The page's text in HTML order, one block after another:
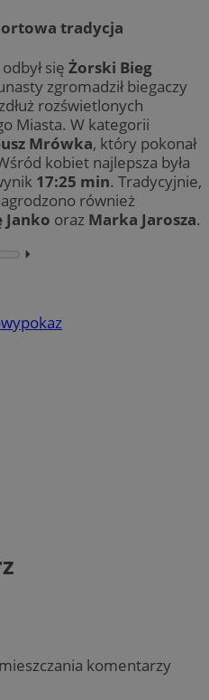
tradycja
się Żorski Bieg
zgromadził biegaczy
rozświetlonych
Miasta. W kategorii
Mrówka, który pokonał
kobiet najlepsza była
17:25 min. Tradycyjnie,
również
Janko oraz Marka Jarosza.
⏵︎
pokaz
komentarzy